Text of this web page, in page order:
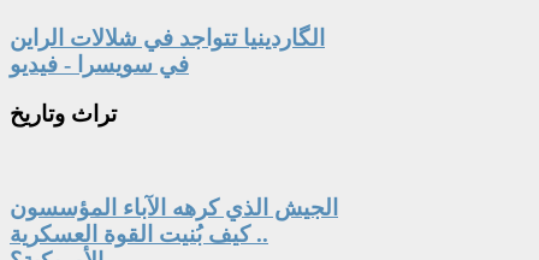
الگاردينيا تتواجد في شلالات الراين
في سويسرا - فيديو
تراث وتاريخ
الجيش الذي كرهه الآباء المؤسسون
.. كيف بُنيت القوة العسكرية